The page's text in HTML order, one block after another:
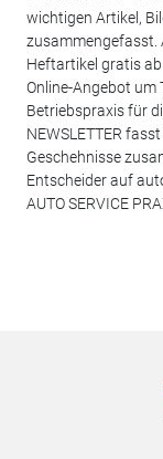
wichtigen Artikel,
zusammengefasst.
Heftartikel gratis
Online-Angebot um
Betriebspraxis für
NEWSLETTER
Geschehnisse
Entscheider auf
AUTO SERVICE